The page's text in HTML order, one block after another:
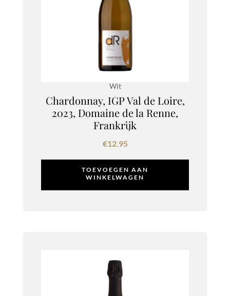
Wit
Chardonnay, IGP Val de Loire,
2023, Domaine de la Renne,
Frankrijk
€12.95
TOEVOEGEN AAN
WINKELWAGEN